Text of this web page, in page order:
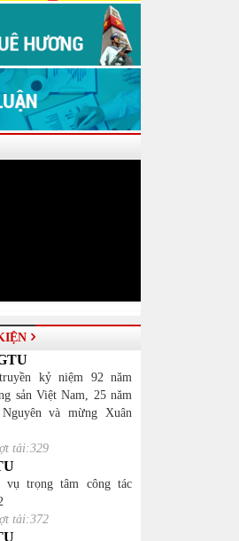
kỷ niệm 92 năm
sản Việt Nam, 25 năm
và mừng Xuân
tải:329
vụ trọng tâm công tác
tải:372